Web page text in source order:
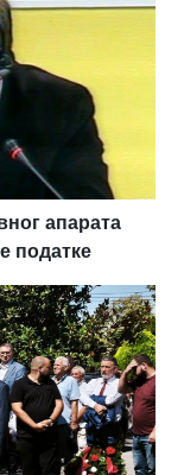
апарата
податке